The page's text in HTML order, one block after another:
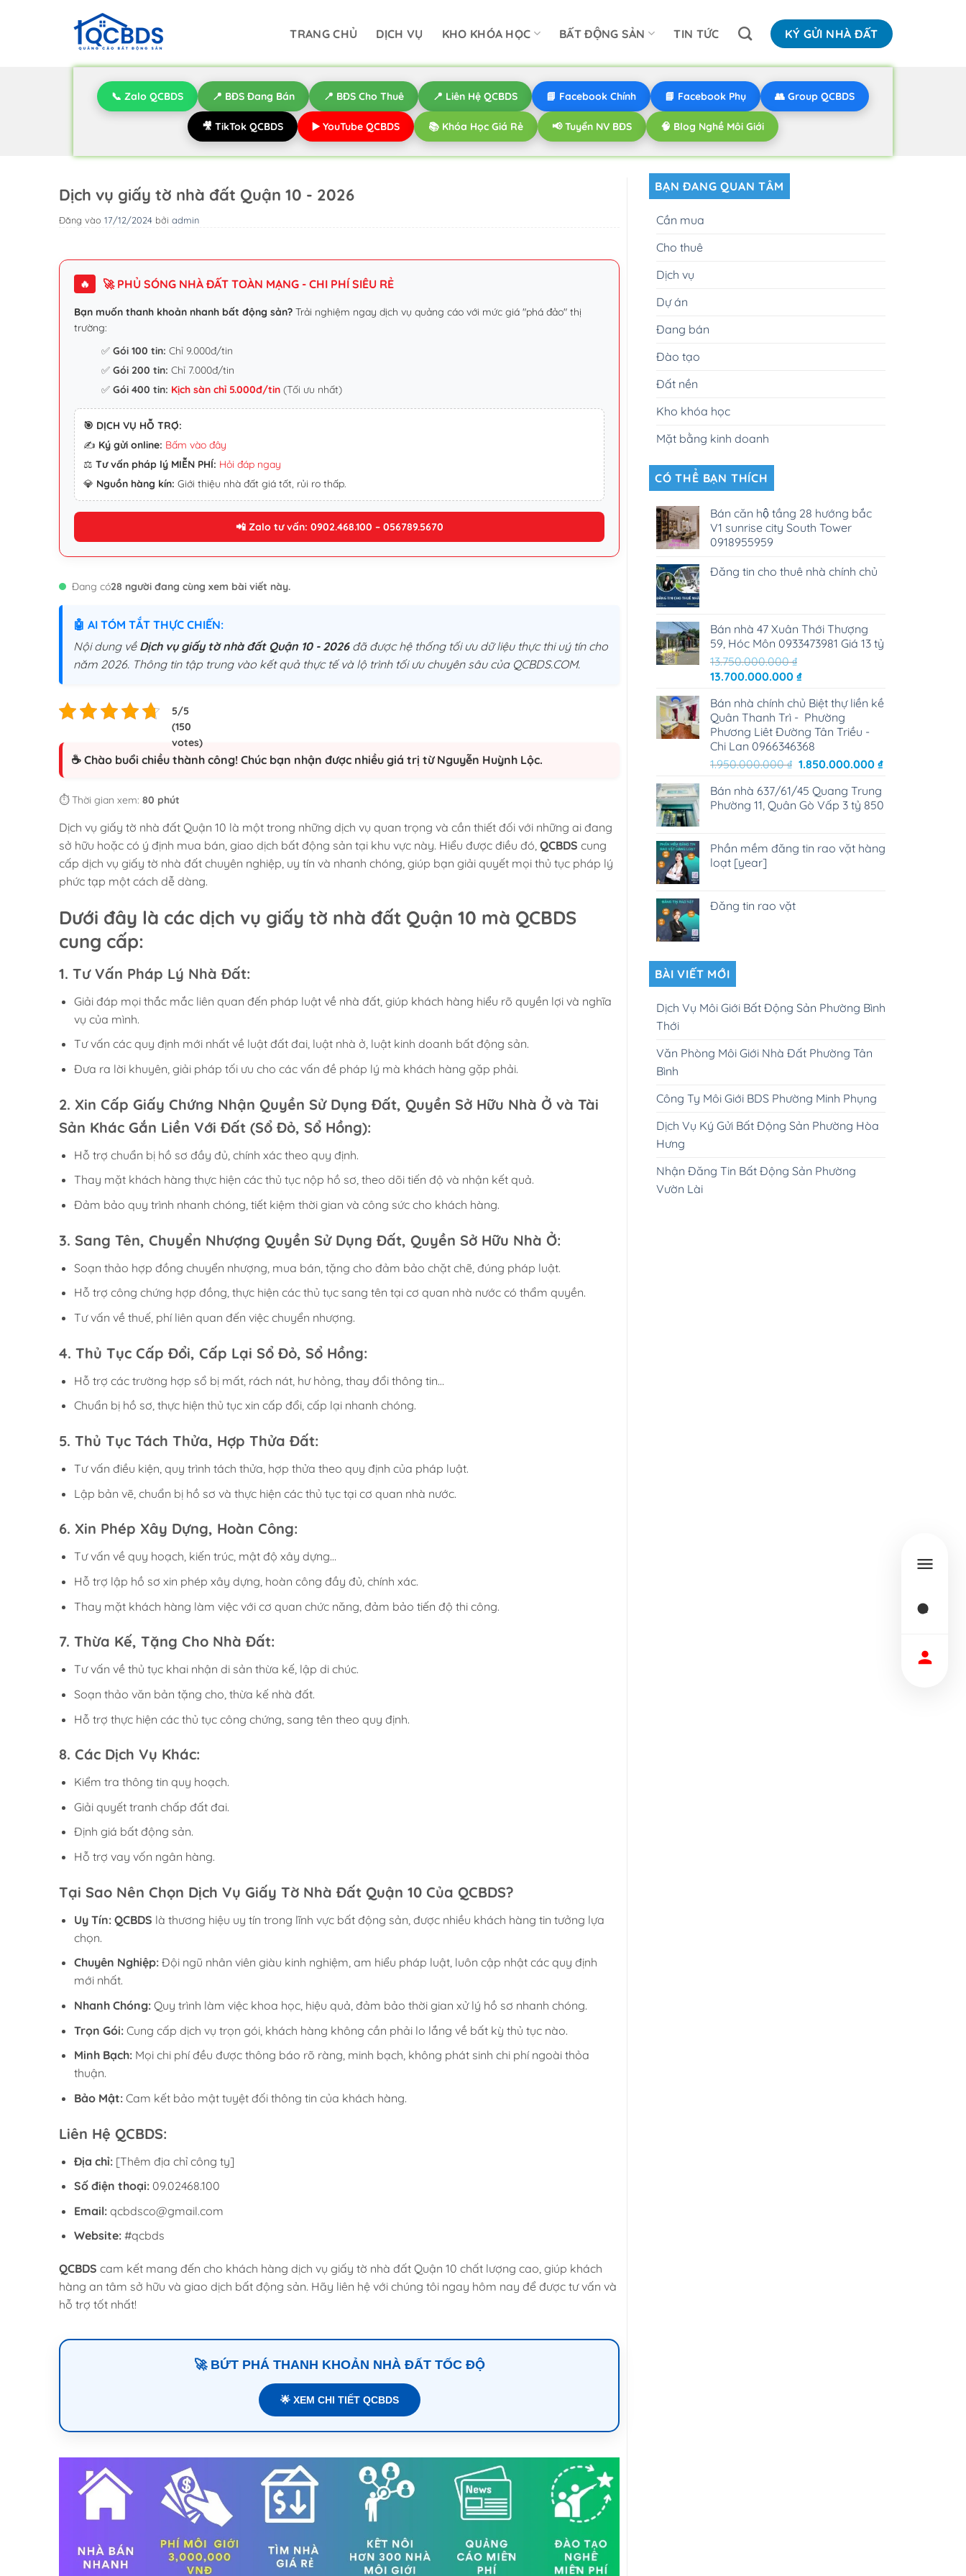
TRANG CHỦ DỊCH VỤ KHO KHÓA HỌC BẤT ĐỘNG SẢN TIN TỨC KÝ GỬI NHÀ ĐẤT
📞 Zalo QCBDS 📍 BĐS Đang Bán 📍 BĐS Cho Thuê 📍 Liên Hệ QCBDS 📘 Facebook Chính 📘 Facebook Phụ 👥 Group QCBDS
🎥 TikTok QCBDS ▶️ YouTube QCBDS 📚 Khóa Học Giá Rẻ 📢 Tuyển NV BĐS 🧠 Blog Nghề Môi Giới
Dịch vụ giấy tờ nhà đất Quận 10 - 2026
Đăng vào 17/12/2024 bởi admin
🔥 🚀 PHỦ SÓNG NHÀ ĐẤT TOÀN MẠNG - CHI PHÍ SIÊU RẺ
Bạn muốn thanh khoản nhanh bất động sản? Trải nghiệm ngay dịch vụ quảng cáo với mức giá "phá đảo" thị
trường:
✅Gói 100 tin: Chỉ 9.000đ/tin
✅Gói 200 tin: Chỉ 7.000đ/tin
✅Gói 400 tin: Kịch sàn chỉ 5.000đ/tin (Tối ưu nhất)
🎯 DỊCH VỤ HỖ TRỢ:
✍️ Ký gửi online: Bấm vào đây
⚖️ Tư vấn pháp lý MIỄN PHÍ: Hỏi đáp ngay
💎 Nguồn hàng kín: Giới thiệu nhà đất giá tốt, rủi ro thấp.
📲 Zalo tư vấn: 0902.468.100 – 056789.5670
Đang có28 người đang cùng xem bài viết này.
🤖 AI TÓM TẮT THỰC CHIẾN:
Nội dung về Dịch vụ giấy tờ nhà đất Quận 10 - 2026đã được hệ thống tối ưu dữ liệu thực thi uý tín cho
năm 2026. Thông tin tập trung vào kết quả thực tế và lộ trình tối ưu chuyên sâu của QCBDS.COM.
☕ Chào buổi chiều thành công! Chúc bạn nhận được nhiều giá trị từ Nguyễn Huỳnh Lộc.
⏱️ Thời gian xem: 80 phút
Dịch vụ giấy tờ nhà đất Quận 10 là một trong những dịch vụ quan trọng và cần thiết đối với những ai đang
sở hữu hoặc có ý định mua bán, giao dịch bất động sản tại khu vực này. Hiểu được điều đó, QCBDS cung
cấp dịch vụ giấy tờ nhà đất chuyên nghiệp, uy tín và nhanh chóng, giúp bạn giải quyết mọi thủ tục pháp lý
phức tạp một cách dễ dàng.
Dưới đây là các dịch vụ giấy tờ nhà đất Quận 10 mà QCBDS
cung cấp:
1. Tư Vấn Pháp Lý Nhà Đất:
Giải đáp mọi thắc mắc liên quan đến pháp luật về nhà đất, giúp khách hàng hiểu rõ quyền lợi và nghĩa
vụ của mình.
Tư vấn các quy định mới nhất về luật đất đai, luật nhà ở, luật kinh doanh bất động sản.
Đưa ra lời khuyên, giải pháp tối ưu cho các vấn đề pháp lý mà khách hàng gặp phải.
2. Xin Cấp Giấy Chứng Nhận Quyền Sử Dụng Đất, Quyền Sở Hữu Nhà Ở và Tài
Sản Khác Gắn Liền Với Đất (Sổ Đỏ, Sổ Hồng):
Hỗ trợ chuẩn bị hồ sơ đầy đủ, chính xác theo quy định.
Thay mặt khách hàng thực hiện các thủ tục nộp hồ sơ, theo dõi tiến độ và nhận kết quả.
Đảm bảo quy trình nhanh chóng, tiết kiệm thời gian và công sức cho khách hàng.
3. Sang Tên, Chuyển Nhượng Quyền Sử Dụng Đất, Quyền Sở Hữu Nhà Ở:
Soạn thảo hợp đồng chuyển nhượng, mua bán, tặng cho đảm bảo chặt chẽ, đúng pháp luật.
Hỗ trợ công chứng hợp đồng, thực hiện các thủ tục sang tên tại cơ quan nhà nước có thẩm quyền.
Tư vấn về thuế, phí liên quan đến việc chuyển nhượng.
4. Thủ Tục Cấp Đổi, Cấp Lại Sổ Đỏ, Sổ Hồng:
Hỗ trợ các trường hợp sổ bị mất, rách nát, hư hỏng, thay đổi thông tin…
Chuẩn bị hồ sơ, thực hiện thủ tục xin cấp đổi, cấp lại nhanh chóng.
5. Thủ Tục Tách Thửa, Hợp Thửa Đất:
Tư vấn điều kiện, quy trình tách thửa, hợp thửa theo quy định của pháp luật.
Lập bản vẽ, chuẩn bị hồ sơ và thực hiện các thủ tục tại cơ quan nhà nước.
6. Xin Phép Xây Dựng, Hoàn Công:
Tư vấn về quy hoạch, kiến trúc, mật độ xây dựng…
Hỗ trợ lập hồ sơ xin phép xây dựng, hoàn công đầy đủ, chính xác.
Thay mặt khách hàng làm việc với cơ quan chức năng, đảm bảo tiến độ thi công.
7. Thừa Kế, Tặng Cho Nhà Đất:
Tư vấn về thủ tục khai nhận di sản thừa kế, lập di chúc.
Soạn thảo văn bản tặng cho, thừa kế nhà đất.
Hỗ trợ thực hiện các thủ tục công chứng, sang tên theo quy định.
8. Các Dịch Vụ Khác:
Kiểm tra thông tin quy hoạch.
Giải quyết tranh chấp đất đai.
Định giá bất động sản.
Hỗ trợ vay vốn ngân hàng.
Tại Sao Nên Chọn Dịch Vụ Giấy Tờ Nhà Đất Quận 10 Của QCBDS?
Uy Tín: QCBDS là thương hiệu uy tín trong lĩnh vực bất động sản, được nhiều khách hàng tin tưởng lựa
chọn.
Chuyên Nghiệp:Đội ngũ nhân viên giàu kinh nghiệm, am hiểu pháp luật, luôn cập nhật các quy định
mới nhất.
Nhanh Chóng:Quy trình làm việc khoa học, hiệu quả, đảm bảo thời gian xử lý hồ sơ nhanh chóng.
Trọn Gói:Cung cấp dịch vụ trọn gói, khách hàng không cần phải lo lắng về bất kỳ thủ tục nào.
Minh Bạch:Mọi chi phí đều được thông báo rõ ràng, minh bạch, không phát sinh chi phí ngoài thỏa
thuận.
Bảo Mật:Cam kết bảo mật tuyệt đối thông tin của khách hàng.
Liên Hệ QCBDS:
Địa chỉ:[Thêm địa chỉ công ty]
Số điện thoại:09.02468.100
Email:qcbdsco@gmail.com
Website:#qcbds
QCBDS cam kết mang đến cho khách hàng dịch vụ giấy tờ nhà đất Quận 10 chất lượng cao, giúp khách
hàng an tâm sở hữu và giao dịch bất động sản. Hãy liên hệ với chúng tôi ngay hôm nay để được tư vấn và
hỗ trợ tốt nhất!
🚀 BỨT PHÁ THANH KHOẢN NHÀ ĐẤT TỐC ĐỘ
🌟 XEM CHI TIẾT QCBDS
BẠN ĐANG QUAN TÂM
Cần mua
Cho thuê
Dịch vụ
Dự án
Đang bán
Đào tạo
Đất nền
Kho khóa học
Mặt bằng kinh doanh
CÓ THỂ BẠN THÍCH
Bán căn hộ tầng 28 hướng bắc
V1 sunrise city South Tower
0918955959
Đăng tin cho thuê nhà chính chủ
Bán nhà 47 Xuân Thới Thượng
59, Hóc Môn 0933473981 Giá 13 tỷ
13.750.000.000₫
Giá
là:
13.750.000.000 ₫.
13.700.000.000 ₫Giá
tại
là:
13.700.000.000 ₫.
Bán nhà chính chủ Biệt thự liền kề
Quân Thanh Trì - Phường
Phương Liêt Đường Tân Triều -
Chi Lan 0966346368
1.950.000.000₫ Giá
là:
1.950.000.000 ₫.
1.850.000.000 ₫Giá
là:
Bán nhà 637/61/45 Quang Trung
Phường 11, Quân Gò Vấp 3 tỷ 850
Phần mềm đăng tin rao vặt hàng
loạt [year]
Đăng tin rao vặt
BÀI VIẾT MỚI
Dịch Vụ Môi Giới Bất Động Sản Phường Bình
Thới
Văn Phòng Môi Giới Nhà Đất Phường Tân
Bình
Công Ty Môi Giới BDS Phường Minh Phụng
Dịch Vụ Ký Gửi Bất Động Sản Phường Hòa
Hưng
Nhận Đăng Tin Bất Động Sản Phường
Vườn Lài